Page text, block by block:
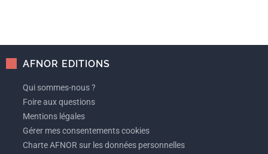
AFNOR EDITIONS
Qui sommes-nous ?
Foire aux questions
Mentions légales
Gérer mes consentements cookies
Charte AFNOR sur les données personnelles